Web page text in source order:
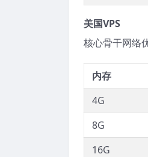
美国VPS
核心骨干网络
内存
4G
8G
16G